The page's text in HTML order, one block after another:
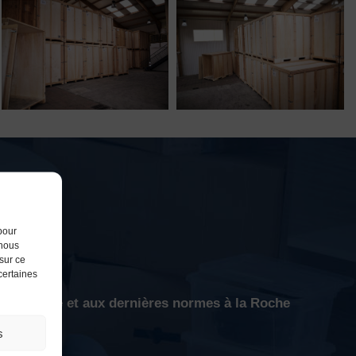
ce
et aux dernières normes à la Roche